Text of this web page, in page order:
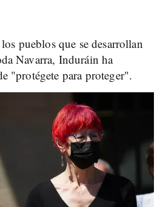
pueblos que se desarrollan
Navarra, Induráin ha
"protégete para proteger".